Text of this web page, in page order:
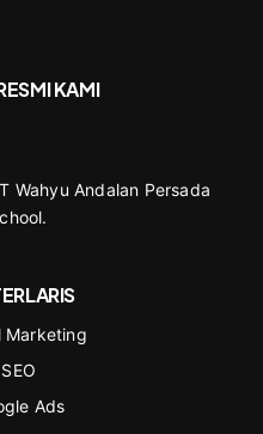
KAMI
Marketing
Ads